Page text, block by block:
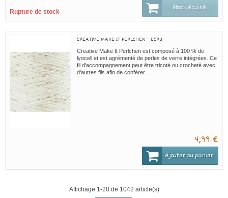
Rupture de stock Stock épuisé
CREATIVE MAKE IT PERLCHEN - ECRU
Creative Make It Perlchen est composé à 100 % de
lyocell et est agrémenté de perles de verre intégrées. Ce
fil d'accompagnement peut être tricoté ou crocheté avec
d'autres fils afin de conférer...
4,99 €
Ajouter au panier
Affichage 1-20 de 1042 article(s)